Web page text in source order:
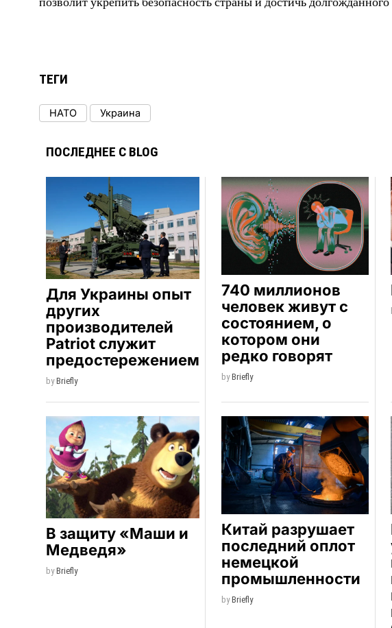
ТЕГИ
НАТО Украина
ПОСЛЕДНЕЕ С BLOG
Для Украины опыт
других
производителей
Patriot служит
предостережением
byBriefly
740 миллионов
человек живут с
состоянием, о
котором они
редко говорят
byBriefly
В защиту «Маши и
Медведя»
byBriefly
Китай разрушает
последний оплот
немецкой
промышленности
byBriefly